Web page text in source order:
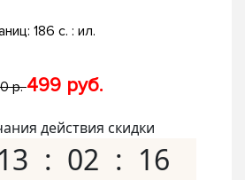
186 с. : ил.
р.499 руб.
действия скидки
13 02 15